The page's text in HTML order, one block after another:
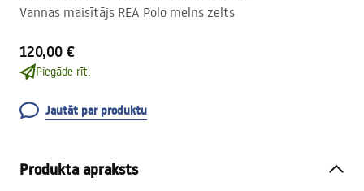
Vannas maisītājs REA Polo melns zelts
120,00 €
Piegāde rīt.
Jautāt par produktu
Produkta apraksts